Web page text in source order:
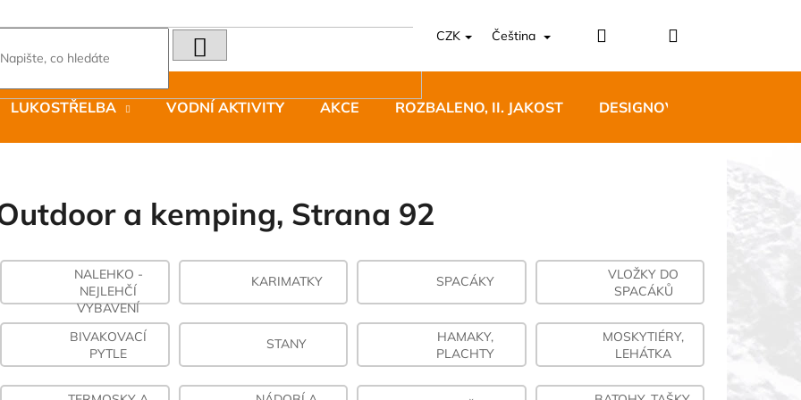
CZK Čeština PřihlášeníNákupní
LUKOSTŘELBA VODNÍ AKTIVITY AKCE ROZBALENO, II. JAKOST DESIGNOVÝ NÁBYTEK
a kemping, Strana 92
NALEHKO -
NEJLEHČÍ
VYBAVENÍ
KARIMATKY SPACÁKY
VLOŽKY DO
SPACÁKŮ
BIVAKOVACÍ
PYTLE
STANY
HAMAKY,
PLACHTY
MOSKYTIÉRY,
LEHÁTKA
Co potřebujete najít?
LAKEN LÁHEV HLINÍK FUTURA 1500
JOMA SIERRA 25 BĚŽECKÉ TRAILOVÉ